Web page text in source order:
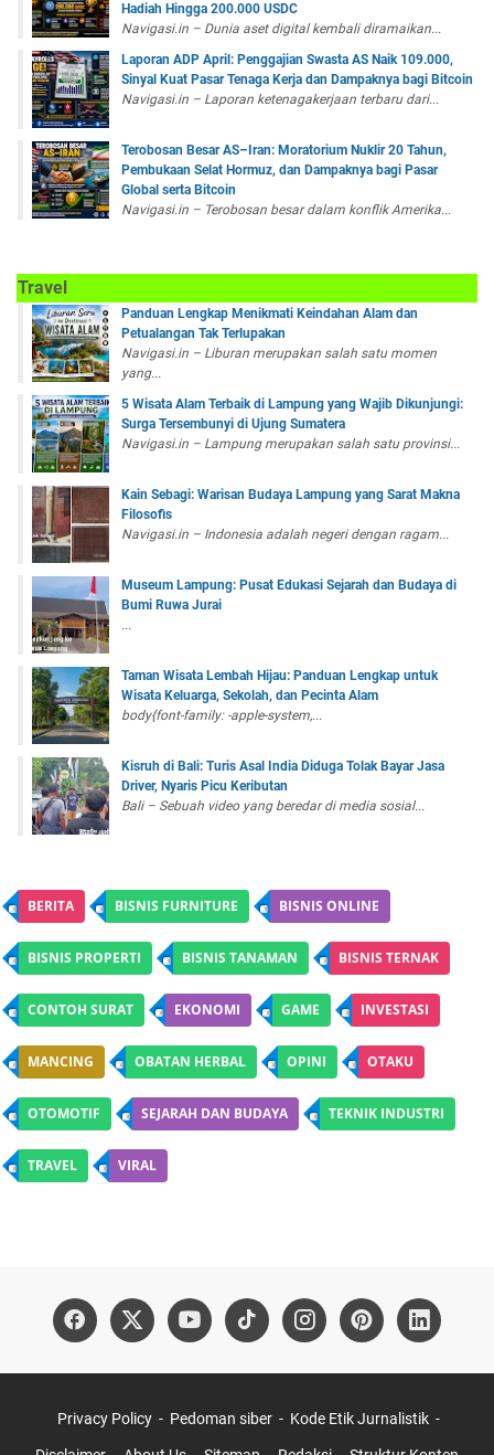
Hadiah Hingga 200.000 USDC
Navigasi.in – Dunia aset digital kembali diramaikan...
Laporan ADP April: Penggajian Swasta AS Naik 109.000,
Sinyal Kuat Pasar Tenaga Kerja dan Dampaknya bagi Bitcoin
Navigasi.in – Laporan ketenagakerjaan terbaru dari...
Terobosan Besar AS–Iran: Moratorium Nuklir 20 Tahun,
Pembukaan Selat Hormuz, dan Dampaknya bagi Pasar
Global serta Bitcoin
Navigasi.in – Terobosan besar dalam konflik Amerika...
Travel
Panduan Lengkap Menikmati Keindahan Alam dan
Petualangan Tak Terlupakan
Navigasi.in – Liburan merupakan salah satu momen
yang...
5 Wisata Alam Terbaik di Lampung yang Wajib Dikunjungi:
Surga Tersembunyi di Ujung Sumatera
Navigasi.in – Lampung merupakan salah satu provinsi...
Kain Sebagi: Warisan Budaya Lampung yang Sarat Makna
Filosofis
Navigasi.in – Indonesia adalah negeri dengan ragam...
Museum Lampung: Pusat Edukasi Sejarah dan Budaya di
Bumi Ruwa Jurai
...
Taman Wisata Lembah Hijau: Panduan Lengkap untuk
Wisata Keluarga, Sekolah, dan Pecinta Alam
body{font-family: -apple-system,...
Kisruh di Bali: Turis Asal India Diduga Tolak Bayar Jasa
Driver, Nyaris Picu Keributan
Bali – Sebuah video yang beredar di media sosial...
BERITA BISNIS FURNITURE BISNIS ONLINE
BISNIS PROPERTI BISNIS TANAMAN BISNIS TERNAK
CONTOH SURAT EKONOMI GAME INVESTASI
MANCING OBATAN HERBAL OPINI OTAKU
OTOMOTIF SEJARAH DAN BUDAYA TEKNIK INDUSTRI
TRAVEL VIRAL
Privacy Policy Pedoman siber Kode Etik Jurnalistik